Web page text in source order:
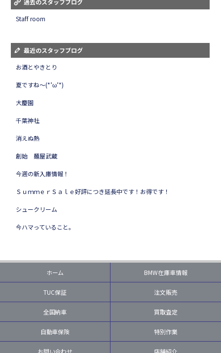
過去のスタッフブログ
Staff room
最近のスタッフブログ
お酒とやきとり
夏ですね～(*’ω’*)
大慶園
千葉神社
消えぬ熱
創始 麺屋武蔵
今週の新入庫情報！
ＳｕｍｍｅｒＳａｌｅ好評につき延長中です！お得です！
シュークリーム
今ハマっていること。
ホーム BMW在庫車情報
TUC保証 注文販売
全国納車 買取査定
自動車保険 特別作業
お問い合わせ 店舗紹介